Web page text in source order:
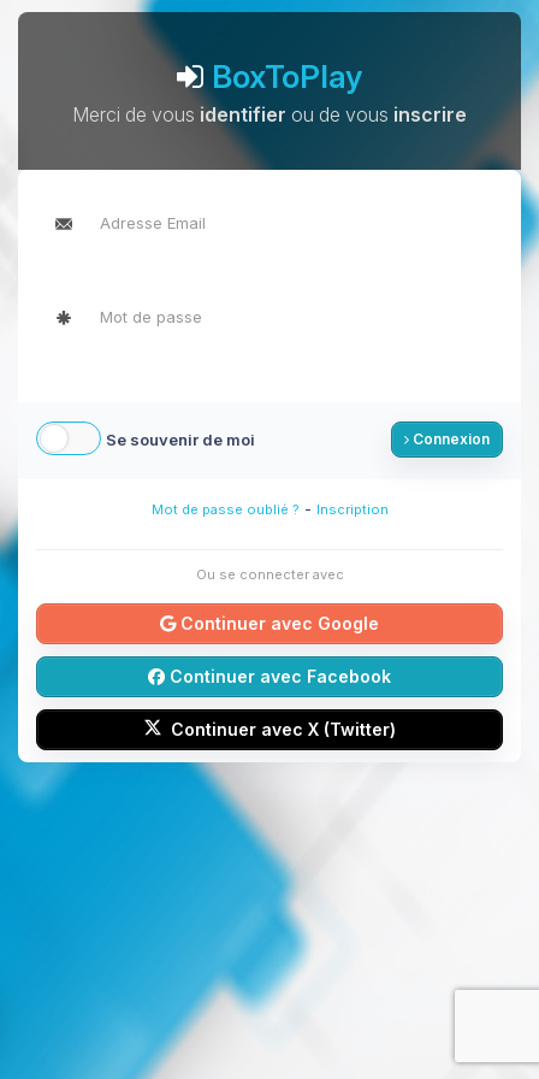
BoxToPlay
Merci de vous identifier ou de vous inscrire
Se souvenir de moi Connexion
Mot de passe oublié ? - Inscription
Ou se connecter avec
Continuer avec Google
Continuer avec Facebook
Continuer avec X (Twitter)